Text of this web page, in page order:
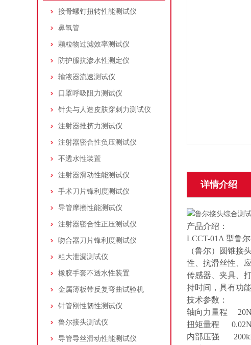
接骨螺钉扭转性能测试仪
鼻氧管
颗粒物过滤效率测试仪
防护服抗渗水性测定仪
输液器流速测试仪
口罩呼吸阻力测试仪
针尖与人造皮肤穿刺力测试仪
注射器推挤力测试仪
注射器密合性负压测试仪
不透水性装置
注射器滑动性能测试仪
手术刀片锋利度测试仪
导管摩擦性能测试仪
注射器密合性正压测试仪
吻合器刀片锋利度测试仪
粗大泄漏测试仪
橡胶手套不透水性装置
金属薄板带反复弯曲试验机
针管刚性韧性测试仪
鲁尔接头测试仪
导管导丝滑动性能测试仪
详情介绍
产品介绍：
LCCT-01A 型鲁
（鲁尔）圆锥接
性、抗滑丝性、
传感器、夹具、
持时间，具有功
技术参数：
轴向力量程 20N
扭矩量程
内部压强